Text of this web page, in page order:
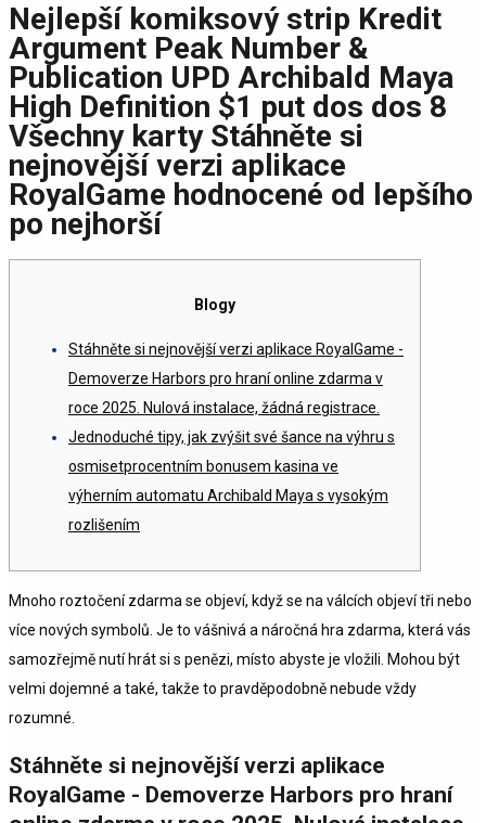
Nejlepší komiksový strip Kredit
Argument Peak Number &
Publication UPD Archibald Maya
High Definition $1 put dos dos 8
Všechny karty Stáhněte si
nejnovější verzi aplikace
RoyalGame hodnocené od lepšího
po nejhorší
Blogy
Stáhněte si nejnovější verzi aplikace RoyalGame -
Demoverze Harbors pro hraní online zdarma v
roce 2025. Nulová instalace, žádná registrace.
Jednoduché tipy, jak zvýšit své šance na výhru s
osmisetprocentním bonusem kasina ve
výherním automatu Archibald Maya s vysokým
rozlišením
Mnoho roztočení zdarma se objeví, když se na válcích objeví tři nebo
více nových symbolů. Je to vášnivá a náročná hra zdarma, která vás
samozřejmě nutí hrát si s penězi, místo abyste je vložili. Mohou být
velmi dojemné a také, takže to pravděpodobně nebude vždy
rozumné.
Stáhněte si nejnovější verzi aplikace
RoyalGame - Demoverze Harbors pro hraní